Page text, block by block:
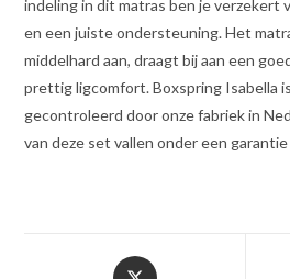
indeling in dit matras ben je verzekert
en een juiste ondersteuning. Het
middelhard aan, draagt bij aan een
prettig ligcomfort. Boxspring Isabella
gecontroleerd door onze fabriek in
van deze set vallen onder een
Opent